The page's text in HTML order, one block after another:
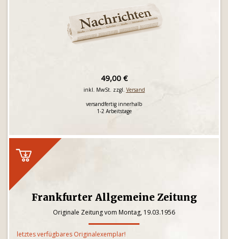
49,00 €
inkl. MwSt. zzgl. Versand
versandfertig innerhalb
1-2 Arbeitstage
Frankfurter Allgemeine Zeitung
Originale Zeitung vom Montag, 19.03.1956
letztes verfügbares Originalexemplar!